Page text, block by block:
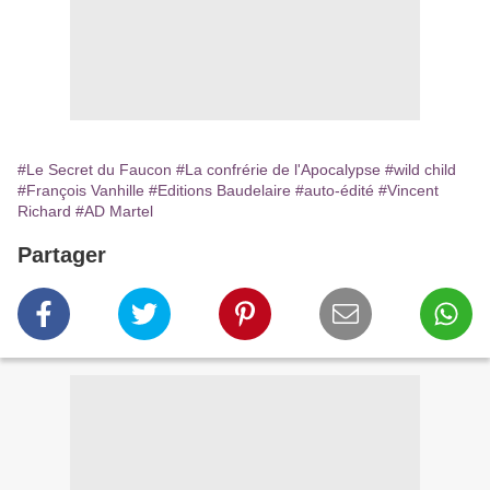
#Le Secret du Faucon #La confrérie de l'Apocalypse #wild child
#François Vanhille #Editions Baudelaire #auto-édité #Vincent
Richard #AD Martel
Partager